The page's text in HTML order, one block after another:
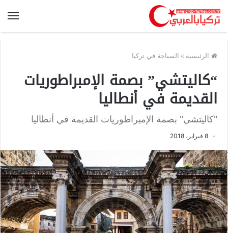
الرئيسية » السياحة في تركيا
“كاليتشي” بصمة الإمبراطوريات
القديمة في أنطاليا
"كاليتشي" بصمة الإمبراطوريات القديمة في أنطاليا
8 فبراير، 2018